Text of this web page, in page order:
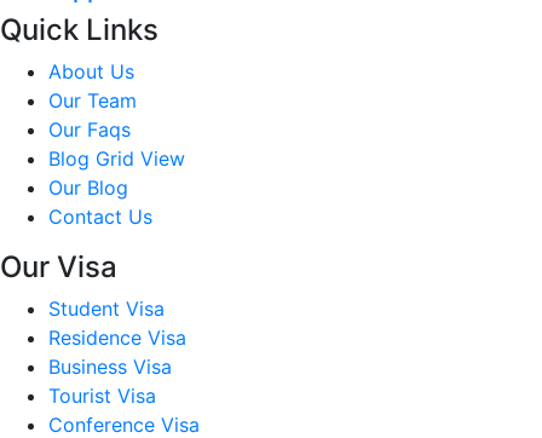
Quick Links
About Us
Our Team
Our Faqs
Blog Grid View
Our Blog
Contact Us
Our Visa
Student Visa
Residence Visa
Business Visa
Tourist Visa
Conference Visa